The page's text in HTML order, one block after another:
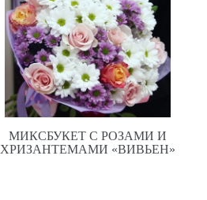
МИКСБУКЕТ С РОЗАМИ И
ХРИЗАНТЕМАМИ «ВИВЬЕН»